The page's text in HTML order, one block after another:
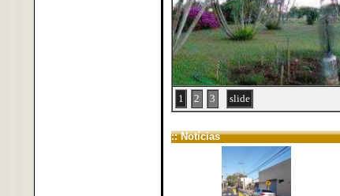
1 2 3 slide
:: Notícias